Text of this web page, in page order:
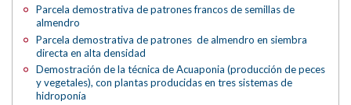
Parcela demostrativa de patrones francos de semillas de
almendro
Parcela demostrativa de patrones de almendro en siembra
directa en alta densidad
Demostración de la técnica de Acuaponia (producción de peces
y vegetales), con plantas producidas en tres sistemas de
hidroponía